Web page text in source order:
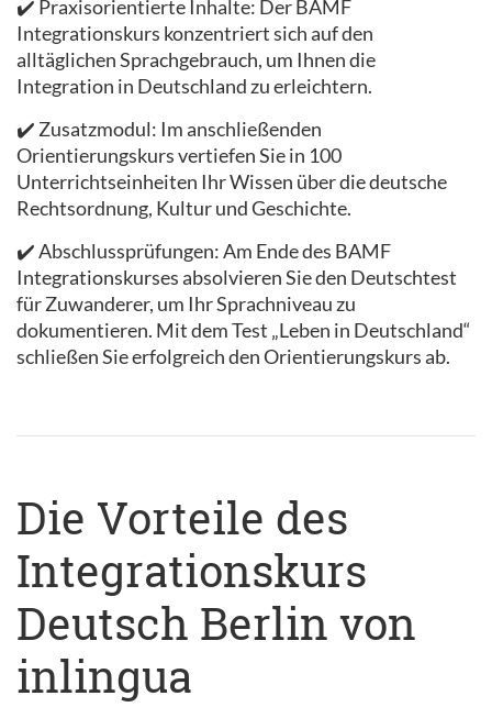
✔️ Praxisorientierte Inhalte: Der BAMF
Integrationskurs konzentriert sich auf den
alltäglichen Sprachgebrauch, um Ihnen die
Integration in Deutschland zu erleichtern.
✔️ Zusatzmodul: Im anschließenden
Orientierungskurs vertiefen Sie in 100
Unterrichtseinheiten Ihr Wissen über die deutsche
Rechtsordnung, Kultur und Geschichte.
✔️ Abschlussprüfungen: Am Ende des BAMF
Integrationskurses absolvieren Sie den Deutschtest
für Zuwanderer, um Ihr Sprachniveau zu
dokumentieren. Mit dem Test „Leben in Deutschland“
schließen Sie erfolgreich den Orientierungskurs ab.
Die Vorteile des
Integrationskurs
Deutsch Berlin von
inlingua